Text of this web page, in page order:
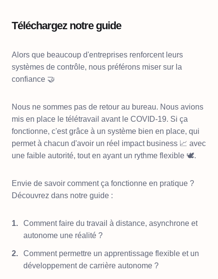
Téléchargez notre guide
Alors que beaucoup d'entreprises renforcent leurs
systèmes de contrôle, nous préférons miser sur la
confiance 🤝
Nous ne sommes pas de retour au bureau. Nous avions
mis en place le télétravail avant le COVID-19. Si ça
fonctionne, c'est grâce à un système bien en place, qui
permet à chacun d'avoir un réel impact business 📈 avec
une faible autorité, tout en ayant un rythme flexible 🕊.
Envie de savoir comment ça fonctionne en pratique ?
Découvrez dans notre guide :
Comment faire du travail à distance, asynchrone et
autonome une réalité ?
Comment permettre un apprentissage flexible et un
développement de carrière autonome ?